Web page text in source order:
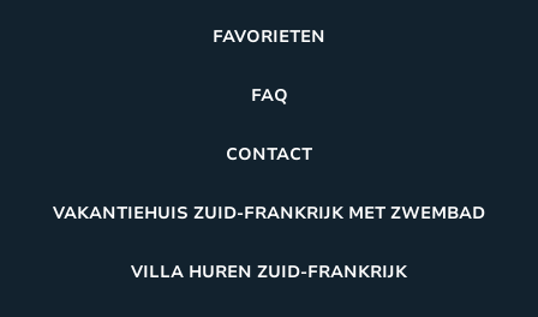
FAVORIETEN
FAQ
CONTACT
VAKANTIEHUIS ZUID-FRANKRIJK MET ZWEMBAD
VILLA HUREN ZUID-FRANKRIJK